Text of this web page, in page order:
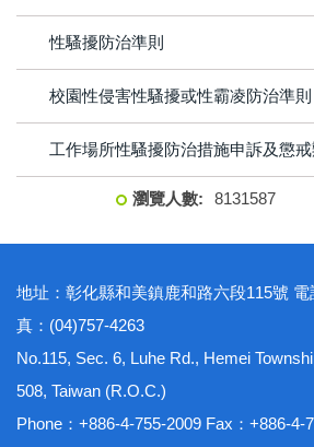
性騷擾防治準則
校園性侵害性騷擾或性霸凌防治準則
工作場所性騷擾防治措施申訴及懲戒
8131587
地址：彰化縣和美鎮鹿和路六段115號
真：(04)757-4263
No.115, Sec. 6, Luhe Rd., Hemei
508, Taiwan (R.O.C.)
Phone：+886-4-755-2009 Fax：+886-4-